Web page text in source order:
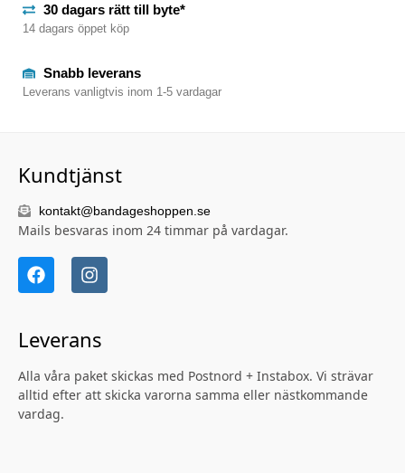
30 dagars rätt till byte*
14 dagars öppet köp
Snabb leverans
Leverans vanligtvis inom 1-5 vardagar
Kundtjänst
kontakt@bandageshoppen.se
Mails besvaras inom 24 timmar på vardagar.
Leverans
Alla våra paket skickas med Postnord + Instabox. Vi strävar
alltid efter att skicka varorna samma eller nästkommande
vardag.